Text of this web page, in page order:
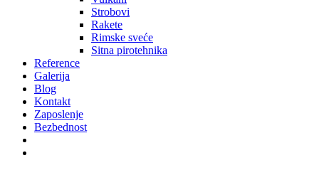
Strobovi
Rakete
Rimske sveće
Sitna pirotehnika
Reference
Galerija
Blog
Kontakt
Zaposlenje
Bezbednost